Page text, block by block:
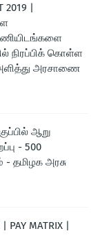
2019 |
நிரப்பிக் கொள்ள
அரசாணை
ஆறு
- 500
தமிழக அரசு
PAY MATRIX |